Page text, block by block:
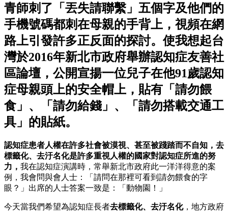
青師刺了「丟失請聯繫」五個字及他們的
手機號碼都刺在母親的手背上，視頻在網
路上引發許多正反面的探討。使我想起台
灣於2016年新北市政府舉辦認知症友善社
區論壇，公開宣揚一位兒子在他91歲認知
症母親頭上的安全帽上，貼有「請勿餵
食」、「請勿給錢」、「請勿搭載交通工
具」的貼紙。
認知症患者人權在許多社會被漠視、甚至被踐踏而不自知，去
標籤化、去汙名化是許多重視人權的國家對認知症所進的努
力， 我在認知症演講時，常舉新北市政府此一洋洋得意的案
例，我會問與會人士：「請問在那裡可看到請勿餵食的字
眼？」出席的人士答案一致是：「動物園！」
今天當我們希望為認知症長者去標籤化、去汙名化，地方政府